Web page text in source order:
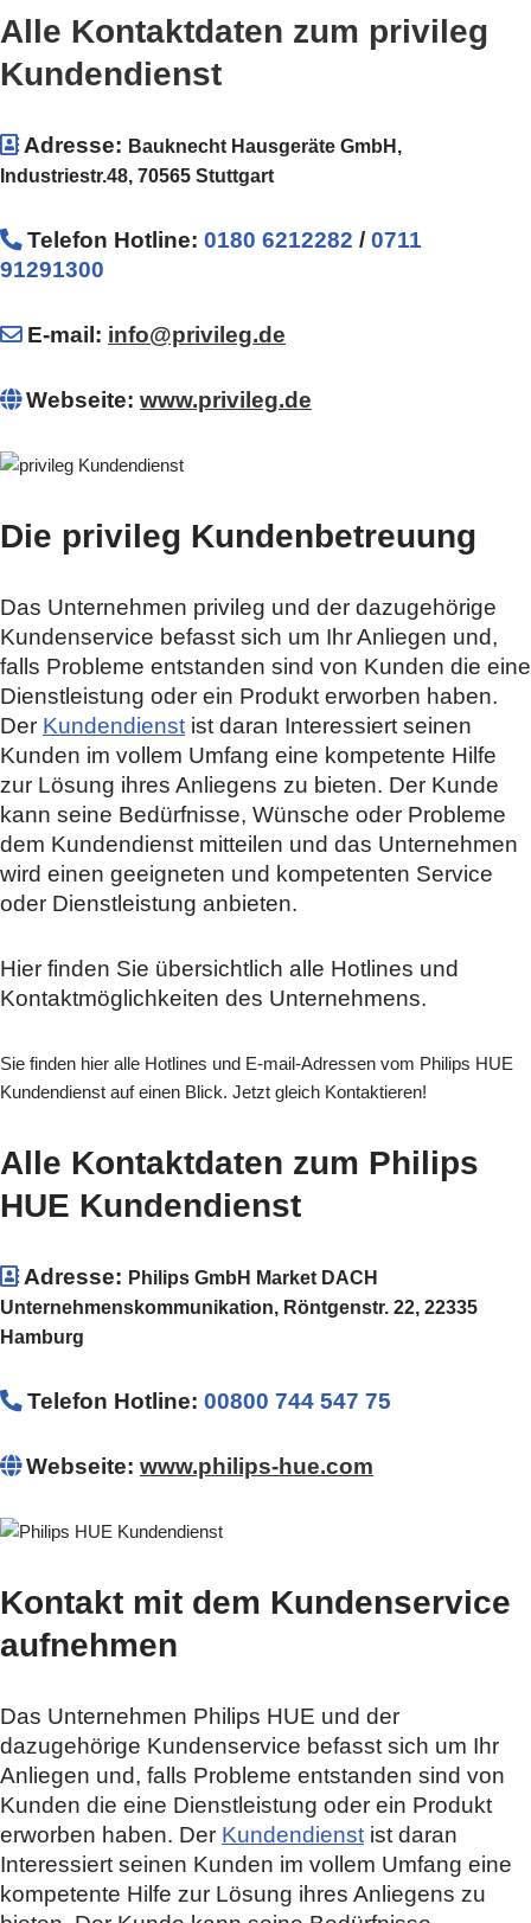
Alle Kontaktdaten zum privileg
Kundendienst
Adresse: Bauknecht Hausgeräte GmbH,
Industriestr.48, 70565 Stuttgart
Telefon Hotline: 0180 6212282 / 0711
91291300
E-mail: info@privileg.de
Webseite: www.privileg.de
Die privileg Kundenbetreuung
Das Unternehmen privileg und der dazugehörige
Kundenservice befasst sich um Ihr Anliegen und,
falls Probleme entstanden sind von Kunden die eine
Dienstleistung oder ein Produkt erworben haben.
Der Kundendienst ist daran Interessiert seinen
Kunden im vollem Umfang eine kompetente Hilfe
zur Lösung ihres Anliegens zu bieten. Der Kunde
kann seine Bedürfnisse, Wünsche oder Probleme
dem Kundendienst mitteilen und das Unternehmen
wird einen geeigneten und kompetenten Service
oder Dienstleistung anbieten.
Hier finden Sie übersichtlich alle Hotlines und
Kontaktmöglichkeiten des Unternehmens.
Sie finden hier alle Hotlines und E-mail-Adressen vom Philips HUE
Kundendienst auf einen Blick. Jetzt gleich Kontaktieren!
Alle Kontaktdaten zum Philips
HUE Kundendienst
Adresse: Philips GmbH Market DACH
Unternehmenskommunikation, Röntgenstr. 22, 22335
Hamburg
Telefon Hotline: 00800 744 547 75
Webseite: www.philips-hue.com
Kontakt mit dem Kundenservice
aufnehmen
Das Unternehmen Philips HUE und der
dazugehörige Kundenservice befasst sich um Ihr
Anliegen und, falls Probleme entstanden sind von
Kunden die eine Dienstleistung oder ein Produkt
erworben haben. Der Kundendienst ist daran
Interessiert seinen Kunden im vollem Umfang eine
kompetente Hilfe zur Lösung ihres Anliegens zu